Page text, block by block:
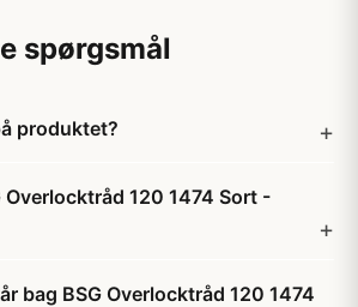
spørgsmål
produktet?
Overlocktråd 120 1474 Sort -
bag BSG Overlocktråd 120 1474